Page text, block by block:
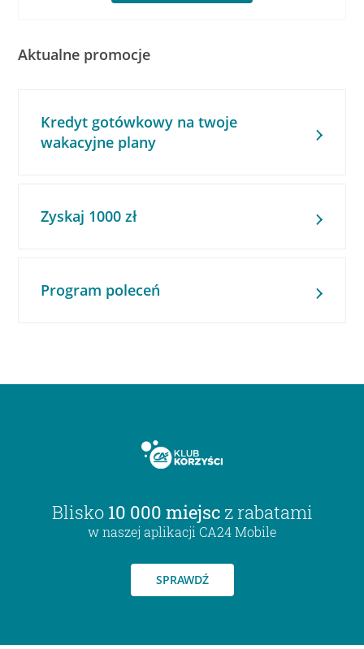
Aktualne promocje
Kredyt gotówkowy na twoje
wakacyjne plany
Zyskaj 1000 zł
Program poleceń
Blisko 10 000 miejsc z rabatami
w naszej aplikacji CA24 Mobile
SPRAWDŹ